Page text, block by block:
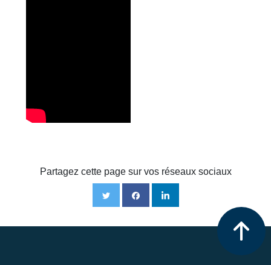
Partagez cette page sur vos réseaux sociaux